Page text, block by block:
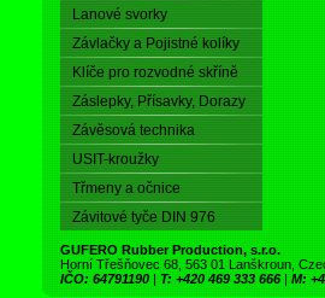
Lanové svorky
Závlačky a Pojistné kolíky
Klíče pro rozvodné skříně
Záslepky, Přísavky, Dorazy
Závěsová technika
USIT-kroužky
Třmeny a očnice
Závitové tyče DIN 976
GUFERO Rubber Production, s.r.o.
Horní Třešňovec 68, 563 01 Lanškroun,
IČO: 64791190 | T: +420 469 333 666 | M: